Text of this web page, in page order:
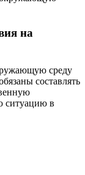
на
среду
составлять
ситуацию в